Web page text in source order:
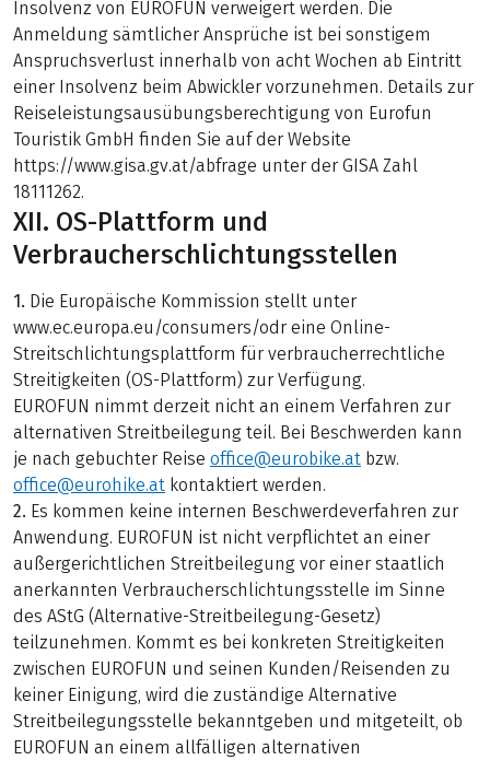
Insolvenz von EUROFUN verweigert werden. Die
Anmeldung sämtlicher Ansprüche ist bei sonstigem
Anspruchsverlust innerhalb von acht Wochen ab Eintritt
einer Insolvenz beim Abwickler vorzunehmen. Details zur
Reiseleistungsausübungsberechtigung von Eurofun
Touristik GmbH finden Sie auf der Website
https://www.gisa.gv.at/abfrage unter der GISA Zahl
18111262.
XII. OS-Plattform und
Verbraucherschlichtungsstellen
1. Die Europäische Kommission stellt unter
www.ec.europa.eu/consumers/odr eine Online-
Streitschlichtungsplattform für verbraucherrechtliche
Streitigkeiten (OS-Plattform) zur Verfügung.
EUROFUN nimmt derzeit nicht an einem Verfahren zur
alternativen Streitbeilegung teil. Bei Beschwerden kann
je nach gebuchter Reise office@eurobike.at bzw.
office@eurohike.at kontaktiert werden.
2. Es kommen keine internen Beschwerdeverfahren zur
Anwendung. EUROFUN ist nicht verpflichtet an einer
außergerichtlichen Streitbeilegung vor einer staatlich
anerkannten Verbraucherschlichtungsstelle im Sinne
des AStG (Alternative-Streitbeilegung-Gesetz)
teilzunehmen. Kommt es bei konkreten Streitigkeiten
zwischen EUROFUN und seinen Kunden/Reisenden zu
keiner Einigung, wird die zuständige Alternative
Streitbeilegungsstelle bekanntgeben und mitgeteilt, ob
EUROFUN an einem allfälligen alternativen